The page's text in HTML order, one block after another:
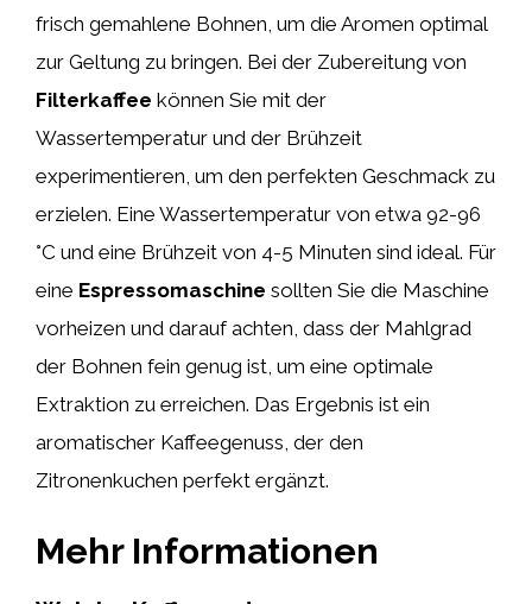
frisch gemahlene Bohnen, um die Aromen optimal
zur Geltung zu bringen. Bei der Zubereitung von
Filterkaffee können Sie mit der
Wassertemperatur und der Brühzeit
experimentieren, um den perfekten Geschmack zu
erzielen. Eine Wassertemperatur von etwa 92-96
°C und eine Brühzeit von 4-5 Minuten sind ideal. Für
eine Espressomaschine sollten Sie die Maschine
vorheizen und darauf achten, dass der Mahlgrad
der Bohnen fein genug ist, um eine optimale
Extraktion zu erreichen. Das Ergebnis ist ein
aromatischer Kaffeegenuss, der den
Zitronenkuchen perfekt ergänzt.
Mehr Informationen